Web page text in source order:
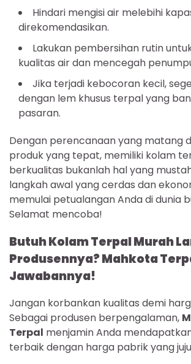
Hindari mengisi air melebihi
direkomendasikan.
Lakukan pembersihan rutin
kualitas air dan mencegah
Jika terjadi kebocoran kecil,
dengan lem khusus terpal yang
pasaran.
Dengan perencanaan yang matang
produk yang tepat, memiliki kolam
berkualitas bukanlah hal yang
langkah awal yang cerdas dan
memulai petualangan Anda di dunia
Selamat mencoba!
Butuh Kolam Terpal Murah
Produsennya? Mahkota
Jawabannya!
Jangan korbankan kualitas demi
Sebagai produsen berpengalaman,
Terpal menjamin Anda
terbaik dengan harga pabrik yang